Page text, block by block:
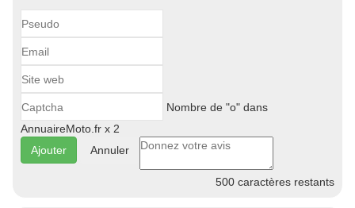
Nombre de "o" dans
AnnuaireMoto.fr x 2
Annuler
500 caractères restants